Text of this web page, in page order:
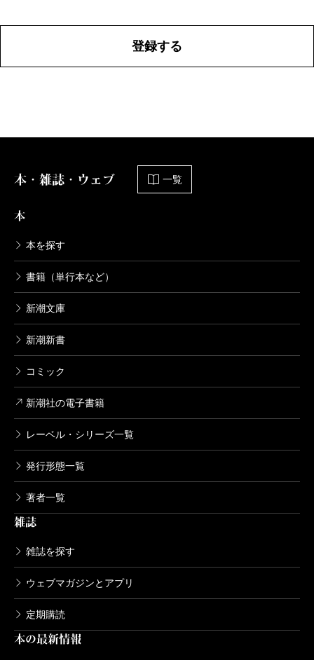
登録する
本・雑誌・ウェブ 一覧
本
本を探す
書籍（単行本など）
新潮文庫
新潮新書
コミック
新潮社の電子書籍
レーベル・シリーズ一覧
発行形態一覧
著者一覧
雑誌
雑誌を探す
ウェブマガジンとアプリ
定期購読
本の最新情報